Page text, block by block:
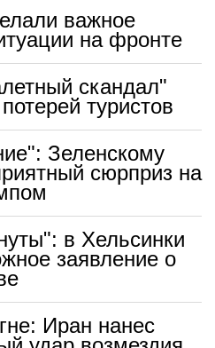
важное
на фронте
скандал"
туристов
Зеленскому
сюрприз на
в Хельсинки
заявление о
Иран нанес